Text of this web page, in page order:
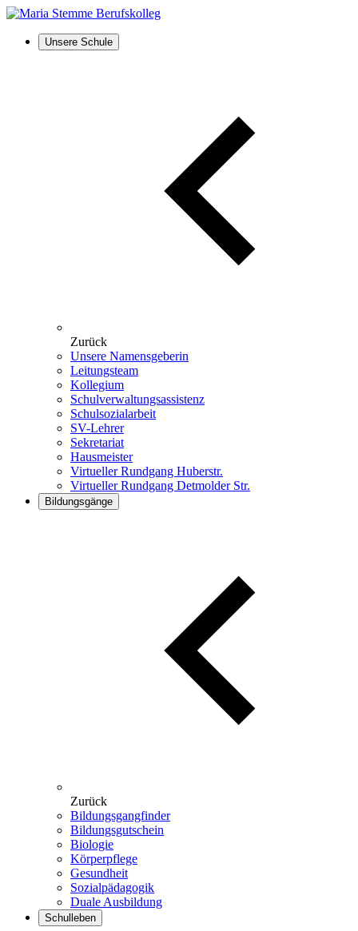
Unsere Schule
Zurück
Unsere Namensgeberin
Leitungsteam
Kollegium
Schulverwaltungsassistenz
Schulsozialarbeit
SV-Lehrer
Sekretariat
Hausmeister
Virtueller Rundgang Huberstr.
Virtueller Rundgang Detmolder Str.
Bildungsgänge
Zurück
Bildungsgangfinder
Bildungsgutschein
Biologie
Körperpflege
Gesundheit
Sozialpädagogik
Duale Ausbildung
Schulleben